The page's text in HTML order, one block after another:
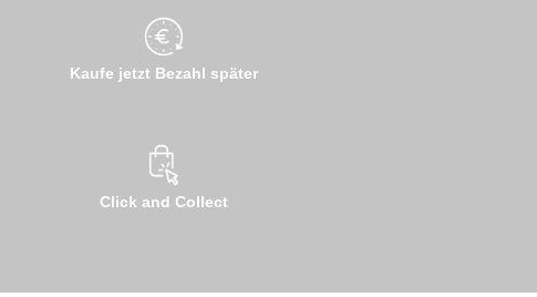
Kaufe jetzt Bezahl später
Click and Collect